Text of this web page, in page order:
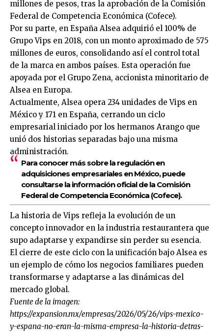
millones de pesos, tras la aprobación de la Comisión
Federal de Competencia Económica (Cofece).
Por su parte, en España Alsea adquirió el 100% de
Grupo Vips en 2018, con un monto aproximado de 575
millones de euros, consolidando así el control total
de la marca en ambos países. Esta operación fue
apoyada por el Grupo Zena, accionista minoritario de
Alsea en Europa.
Actualmente, Alsea opera 234 unidades de Vips en
México y 171 en España, cerrando un ciclo
empresarial iniciado por los hermanos Arango que
unió dos historias separadas bajo una misma
administración.
Para conocer más sobre la regulación en
adquisiciones empresariales en México, puede
consultarse la información oficial de la Comisión
Federal de Competencia Económica (Cofece).
La historia de Vips refleja la evolución de un
concepto innovador en la industria restaurantera que
supo adaptarse y expandirse sin perder su esencia.
El cierre de este ciclo con la unificación bajo Alsea es
un ejemplo de cómo los negocios familiares pueden
transformarse y adaptarse a las dinámicas del
mercado global.
Fuente de la imagen:
https://expansion.mx/empresas/2026/05/26/vips-mexico-
y-espana-no-eran-la-misma-empresa-la-historia-detras-